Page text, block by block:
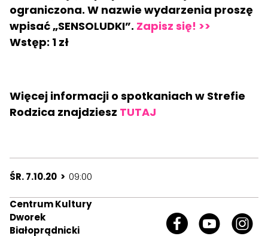
ograniczona. W nazwie wydarzenia proszę
wpisać „SENSOLUDKI”. Zapisz się! >>
Wstęp: 1 zł
Więcej informacji o spotkaniach w Strefie
Rodzica znajdziesz TUTAJ
ŚR. 7.10.20 > 09:00
Centrum Kultury
Dworek
Białoprądnicki